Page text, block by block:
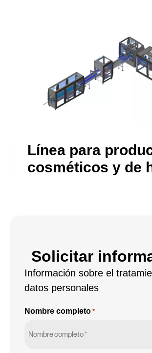
Línea para
cosméticos y de
Solicitar
Información sobre el
datos personales
Nombre completo *